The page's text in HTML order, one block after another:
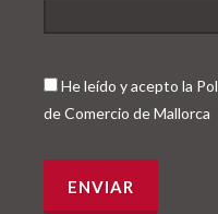
He leído y acepto la
de Comercio de Mallorca